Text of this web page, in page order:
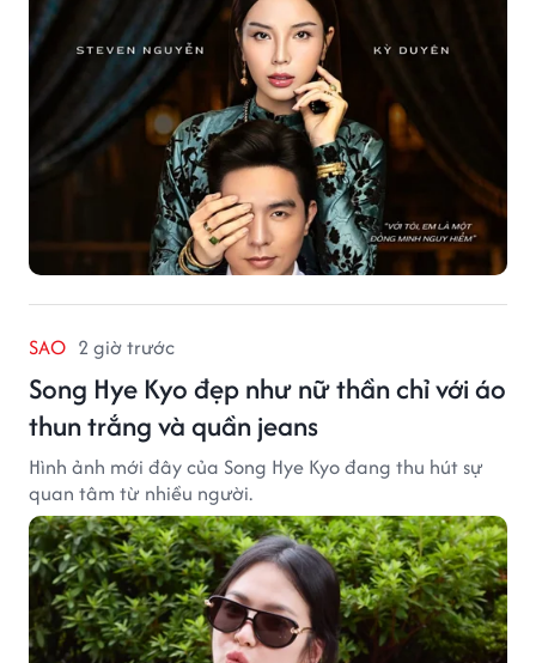
SAO 2 giờ trước
Song Hye Kyo đẹp như nữ thần chỉ với áo
thun trắng và quần jeans
Hình ảnh mới đây của Song Hye Kyo đang thu hút sự
quan tâm từ nhiều người.